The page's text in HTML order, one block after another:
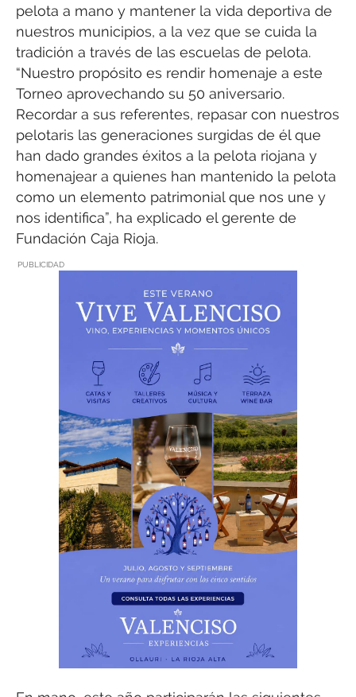
pelota a mano y mantener la vida deportiva de
nuestros municipios, a la vez que se cuida la
tradición a través de las escuelas de pelota.
“Nuestro propósito es rendir homenaje a este
Torneo aprovechando su 50 aniversario.
Recordar a sus referentes, repasar con nuestros
pelotaris las generaciones surgidas de él que
han dado grandes éxitos a la pelota riojana y
homenajear a quienes han mantenido la pelota
como un elemento patrimonial que nos une y
nos identifica”, ha explicado el gerente de
Fundación Caja Rioja.
PUBLICIDAD